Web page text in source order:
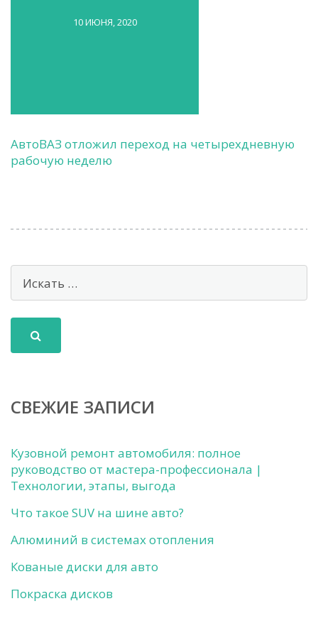
10 ИЮНЯ, 2020
АвтоВАЗ отложил переход на четырехдневную
рабочую неделю
СВЕЖИЕ ЗАПИСИ
Кузовной ремонт автомобиля: полное
руководство от мастера-профессионала |
Технологии, этапы, выгода
Что такое SUV на шине авто?
Алюминий в системах отопления
Кованые диски для авто
Покраска дисков